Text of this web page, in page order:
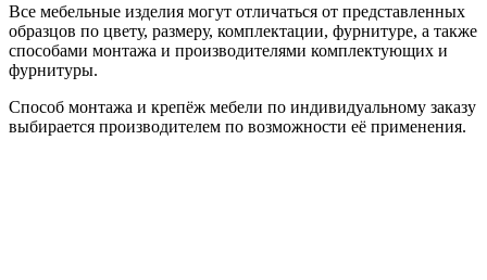
Все мебельные изделия могут отличаться от представленных
образцов по цвету, размеру, комплектации, фурнитуре, а также
способами монтажа и производителями комплектующих и
фурнитуры.
Способ монтажа и крепёж мебели по индивидуальному заказу
выбирается производителем по возможности её применения.